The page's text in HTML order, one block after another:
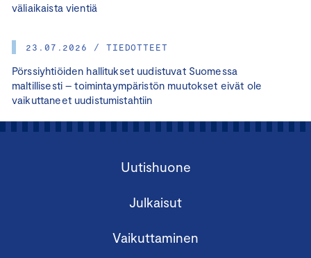
väliaikaista vientiä
23.07.2026 / TIEDOTTEET
Pörssiyhtiöiden hallitukset uudistuvat Suomessa
maltillisesti – toimintaympäristön muutokset eivät ole
vaikuttaneet uudistumistahtiin
Uutishuone
Julkaisut
Vaikuttaminen